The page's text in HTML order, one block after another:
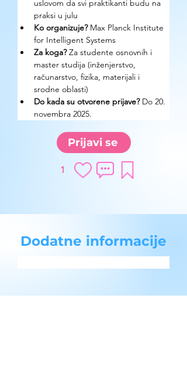
uslovom da svi praktikanti budu na
praksi u julu
Ko organizuje? Max Planck Institute
for Intelligent Systems
Za koga? Za studente osnovnih i
master studija (inženjerstvo,
računarstvo, fizika, materijali i
srodne oblasti)
Do kada su otvorene prijave? Do 20.
novembra 2025.
Prijavi se
1
Dodatne informacije